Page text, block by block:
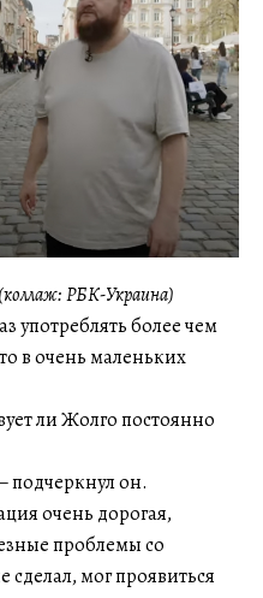
РБК-Украина)
употреблять более чем
в очень маленьких
ли Жолго постоянно
подчеркнул он.
очень дорогая,
проблемы со
мог проявиться